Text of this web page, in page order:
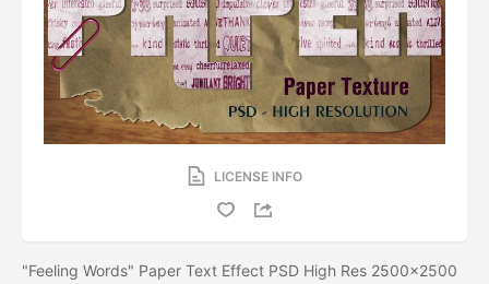
LICENSE INFO
"Feeling Words" Paper Text Effect PSD High Res 2500x2500